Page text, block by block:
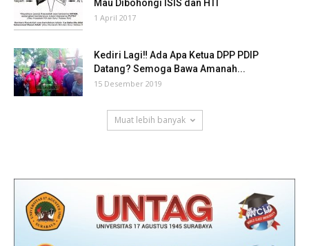
Mau Dibohongi ISIS dan HTI
1 April 2017
Kediri Lagi‼ Ada Apa Ketua DPP PDIP
Datang? Semoga Bawa Amanah...
15 Desember 2019
Muat lebih banyak